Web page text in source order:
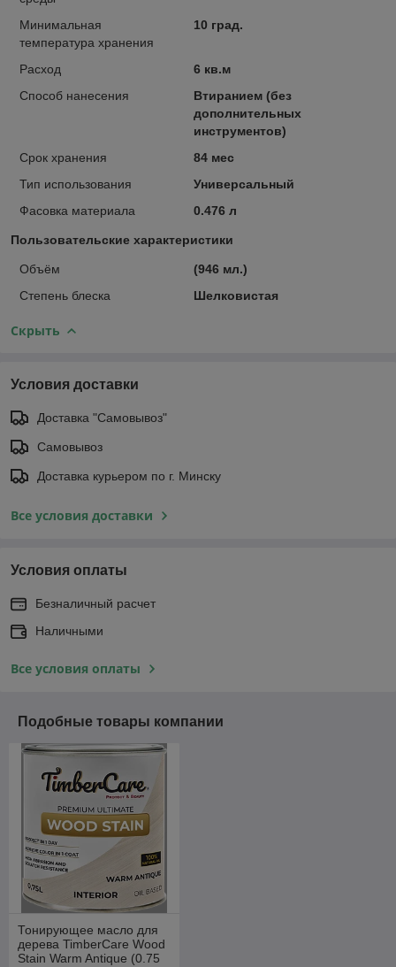
Минимальная
температура хранения
10 град.
Расход
6 кв.м
Способ нанесения
Втиранием (без
дополнительных
инструментов)
Срок хранения
84 мес
Тип использования
Универсальный
Фасовка материала
0.476 л
Пользовательские характеристики
Объём
(946 мл.)
Степень блеска
Шелковистая
Скрыть
Условия доставки
Доставка "Самовывоз"
Самовывоз
Доставка курьером по г. Минску
Все условия доставки
Условия оплаты
Безналичный расчет
Наличными
Все условия оплаты
Подобные товары компании
Тонирующее масло для
дерева TimberCare Wood
Stain Warm Antique (0.75